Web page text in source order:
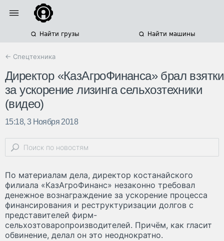
Найти грузы Найти машины
← Спецтехника
Директор «КазАгроФинанса» брал взятки
за ускорение лизинга сельхозтехники
(видео)
15:18, 3 Ноября 2018
По материалам дела, директор костанайского
филиала «КазАгроФинанс» незаконно требовал
денежное вознаграждение за ускорение процесса
финансирования и реструктуризации долгов с
представителей фирм-
сельхозтоваропроизводителей. Причём, как гласит
обвинение, делал он это неоднократно.